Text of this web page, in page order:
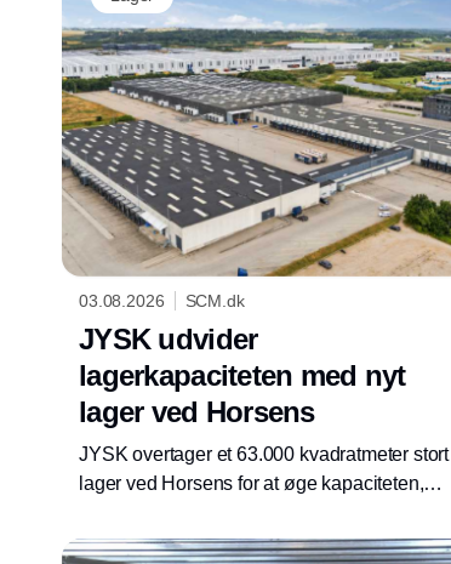
03.08.2026 SCM.dk
JYSK udvider
lagerkapaciteten med nyt
lager ved Horsens
JYSK overtager et 63.000 kvadratmeter stort
lager ved Horsens for at øge kapaciteten,
butikker og e-handel.